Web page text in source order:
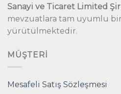
Sanayi ve Ticaret Limited
mevzuatlara tam uyumlu
yürütülmektedir.
MÜŞTERI
Mesafeli Satış Sözleşmesi